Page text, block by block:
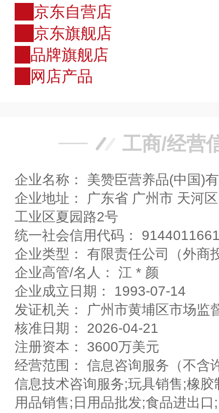
京东自营店
京东旗舰店
品牌旗舰店
网店产品
工商/经营
企业名称： 美赞臣营养品(中国)
企业地址： 广东省 广州市 天河区 经济技术开发区东基
工业区夏园路2号
统一社会信用代码：
企业类型： 有限责任公司（外商
企业高管/名人： 江 * 颜
企业成立日期： 1993-07-14
发证机关： 广州市黄埔区市场监
核准日期： 2026-04-21
注册资本： 3600万美元
经营范围： 信息咨询服务（不含
信息技术咨询服务;玩具销售;橡
用品销售;日用品批发;食品进出